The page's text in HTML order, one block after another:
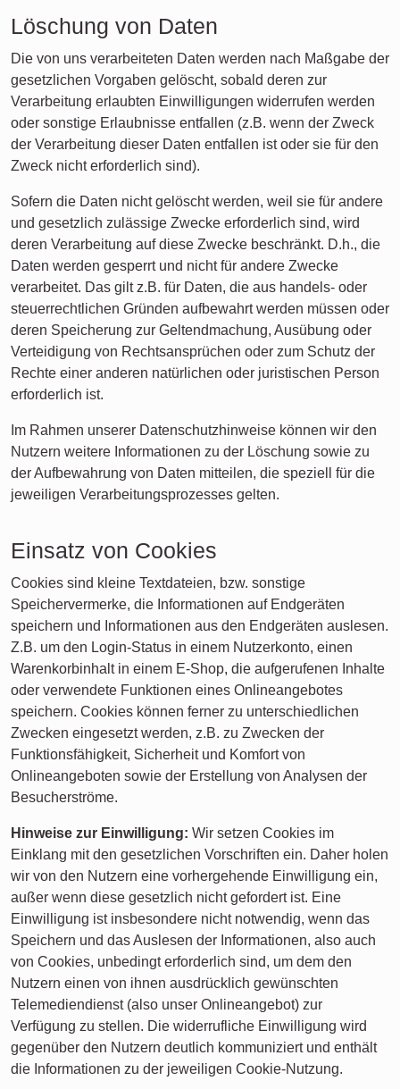
Löschung von Daten
Die von uns verarbeiteten Daten werden nach Maßgabe der
gesetzlichen Vorgaben gelöscht, sobald deren zur
Verarbeitung erlaubten Einwilligungen widerrufen werden
oder sonstige Erlaubnisse entfallen (z.B. wenn der Zweck
der Verarbeitung dieser Daten entfallen ist oder sie für den
Zweck nicht erforderlich sind).
Sofern die Daten nicht gelöscht werden, weil sie für andere
und gesetzlich zulässige Zwecke erforderlich sind, wird
deren Verarbeitung auf diese Zwecke beschränkt. D.h., die
Daten werden gesperrt und nicht für andere Zwecke
verarbeitet. Das gilt z.B. für Daten, die aus handels- oder
steuerrechtlichen Gründen aufbewahrt werden müssen oder
deren Speicherung zur Geltendmachung, Ausübung oder
Verteidigung von Rechtsansprüchen oder zum Schutz der
Rechte einer anderen natürlichen oder juristischen Person
erforderlich ist.
Im Rahmen unserer Datenschutzhinweise können wir den
Nutzern weitere Informationen zu der Löschung sowie zu
der Aufbewahrung von Daten mitteilen, die speziell für die
jeweiligen Verarbeitungsprozesses gelten.
Einsatz von Cookies
Cookies sind kleine Textdateien, bzw. sonstige
Speichervermerke, die Informationen auf Endgeräten
speichern und Informationen aus den Endgeräten auslesen.
Z.B. um den Login-Status in einem Nutzerkonto, einen
Warenkorbinhalt in einem E-Shop, die aufgerufenen Inhalte
oder verwendete Funktionen eines Onlineangebotes
speichern. Cookies können ferner zu unterschiedlichen
Zwecken eingesetzt werden, z.B. zu Zwecken der
Funktionsfähigkeit, Sicherheit und Komfort von
Onlineangeboten sowie der Erstellung von Analysen der
Besucherströme.
Hinweise zur Einwilligung: Wir setzen Cookies im
Einklang mit den gesetzlichen Vorschriften ein. Daher holen
wir von den Nutzern eine vorhergehende Einwilligung ein,
außer wenn diese gesetzlich nicht gefordert ist. Eine
Einwilligung ist insbesondere nicht notwendig, wenn das
Speichern und das Auslesen der Informationen, also auch
von Cookies, unbedingt erforderlich sind, um dem den
Nutzern einen von ihnen ausdrücklich gewünschten
Telemediendienst (also unser Onlineangebot) zur
Verfügung zu stellen. Die widerrufliche Einwilligung wird
gegenüber den Nutzern deutlich kommuniziert und enthält
die Informationen zu der jeweiligen Cookie-Nutzung.